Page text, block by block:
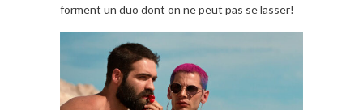
forment un duo dont on ne peut pas se lasser!